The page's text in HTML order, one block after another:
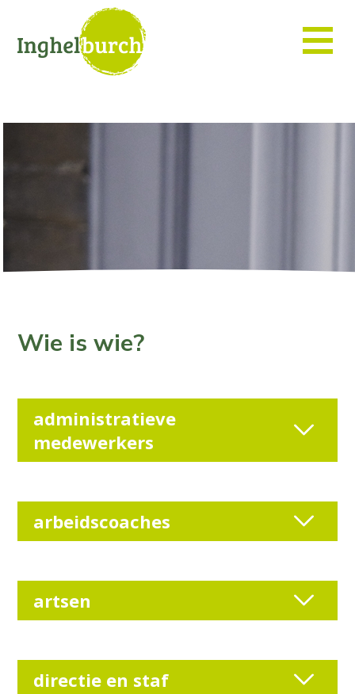
Wie is wie?
administratieve
medewerkers
arbeidscoaches
artsen
directie en staf